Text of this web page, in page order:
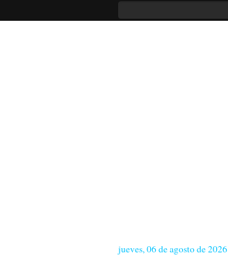
jueves, 06 de agosto de 2026